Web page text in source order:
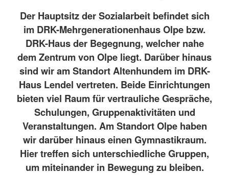
Der Hauptsitz der Sozialarbeit befindet sich
im DRK-Mehrgenerationenhaus Olpe bzw.
DRK-Haus der Begegnung, welcher nahe
dem Zentrum von Olpe liegt. Darüber hinaus
sind wir am Standort Altenhundem im DRK-
Haus Lendel vertreten. Beide Einrichtungen
bieten viel Raum für vertrauliche Gespräche,
Schulungen, Gruppenaktivitäten und
Veranstaltungen. Am Standort Olpe haben
wir darüber hinaus einen Gymnastikraum.
Hier treffen sich unterschiedliche Gruppen,
um miteinander in Bewegung zu bleiben.